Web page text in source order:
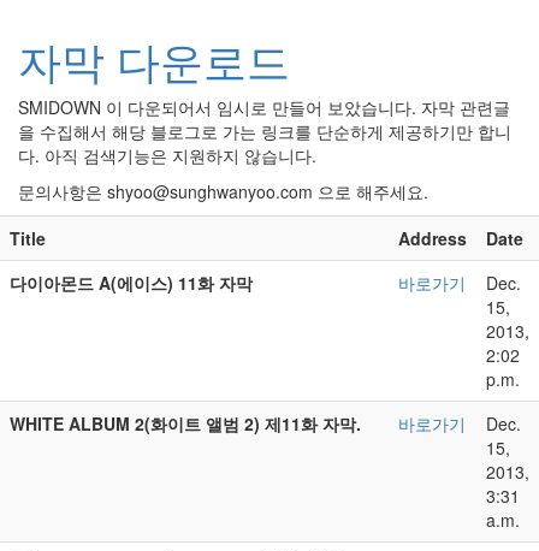
자막 다운로드
SMIDOWN 이 다운되어서 임시로 만들어 보았습니다. 자막 관련글
을 수집해서 해당 블로그로 가는 링크를 단순하게 제공하기만 합니
다. 아직 검색기능은 지원하지 않습니다.
문의사항은 shyoo@sunghwanyoo.com 으로 해주세요.
Title
Address
Date
다이아몬드 A(에이스) 11화 자막
바로가기
Dec.
15,
2013,
2:02
p.m.
WHITE ALBUM 2(화이트 앨범 2) 제11화 자막.
바로가기
Dec.
15,
2013,
3:31
a.m.